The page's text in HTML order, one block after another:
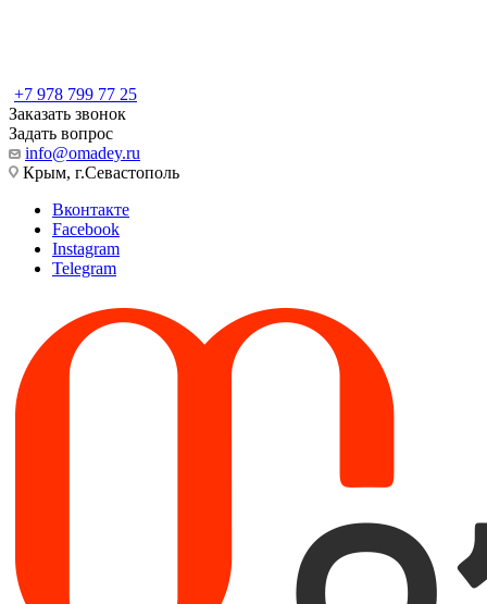
+7 978 799 77 25
Заказать звонок
Задать вопрос
info@omadey.ru
Крым, г.Севастополь
Вконтакте
Facebook
Instagram
Telegram